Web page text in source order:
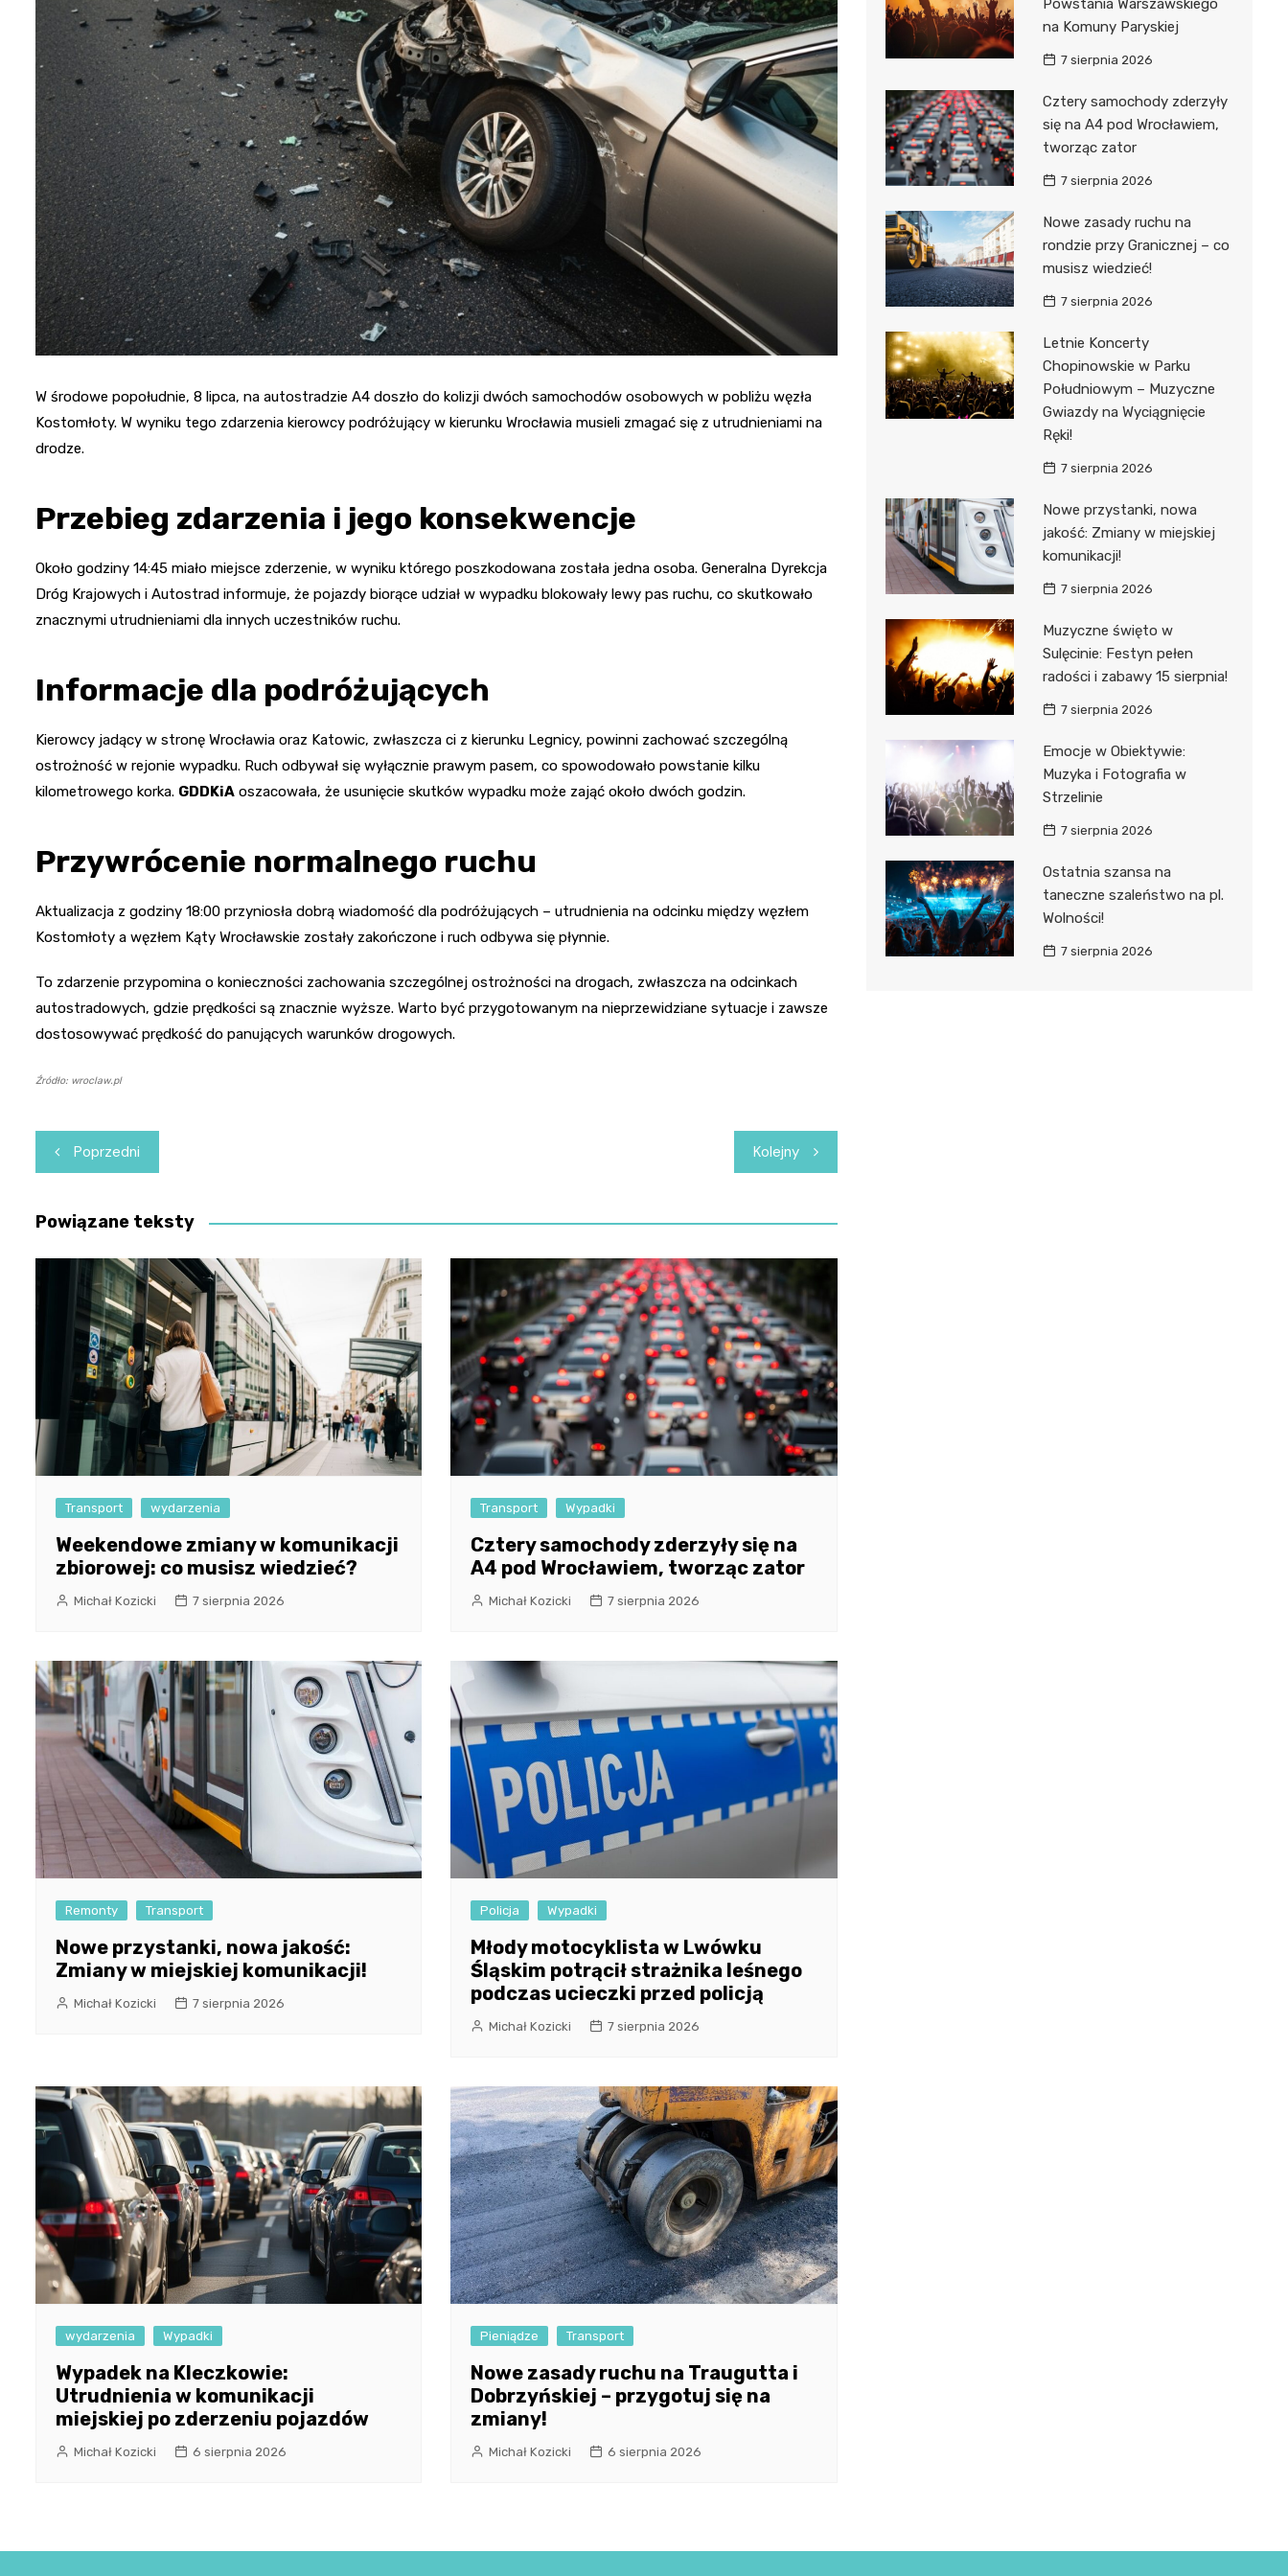
Fryzjer
Kino
Poczta
W środowe popołudnie, 8 lipca, na autostradzie A4 doszło do kolizji dwóch samochodów osobowych w pobliżu węzła
Kostomłoty. W wyniku tego zdarzenia kierowcy podróżujący w kierunku Wrocławia musieli zmagać się z utrudnieniami na
drodze.
Przebieg zdarzenia i jego konsekwencje
Około godziny 14:45 miało miejsce zderzenie, w wyniku którego poszkodowana została jedna osoba. Generalna Dyrekcja
Dróg Krajowych i Autostrad informuje, że pojazdy biorące udział w wypadku blokowały lewy pas ruchu, co skutkowało
znacznymi utrudnieniami dla innych uczestników ruchu.
Informacje dla podróżujących
Kierowcy jadący w stronę Wrocławia oraz Katowic, zwłaszcza ci z kierunku Legnicy, powinni zachować szczególną
ostrożność w rejonie wypadku. Ruch odbywał się wyłącznie prawym pasem, co spowodowało powstanie kilku
kilometrowego korka. GDDKiA oszacowała, że usunięcie skutków wypadku może zająć około dwóch godzin.
Przywrócenie normalnego ruchu
Aktualizacja z godziny 18:00 przyniosła dobrą wiadomość dla podróżujących – utrudnienia na odcinku między węzłem
Kostomłoty a węzłem Kąty Wrocławskie zostały zakończone i ruch odbywa się płynnie.
To zdarzenie przypomina o konieczności zachowania szczególnej ostrożności na drogach, zwłaszcza na odcinkach
autostradowych, gdzie prędkości są znacznie wyższe. Warto być przygotowanym na nieprzewidziane sytuacje i zawsze
dostosowywać prędkość do panujących warunków drogowych.
Źródło: wroclaw.pl
Nawigacja
wpisu
Poprzedni Kolejny
Powiązane teksty
Transport wydarzenia
Weekendowe zmiany w komunikacji
zbiorowej: co musisz wiedzieć?
Michał Kozicki 7 sierpnia 2026
Transport Wypadki
Cztery samochody zderzyły się na
A4 pod Wrocławiem, tworząc zator
Michał Kozicki 7 sierpnia 2026
Remonty Transport
Nowe przystanki, nowa jakość:
Zmiany w miejskiej komunikacji!
Michał Kozicki 7 sierpnia 2026
Policja Wypadki
Młody motocyklista w Lwówku
Śląskim potrącił strażnika leśnego
podczas ucieczki przed policją
Michał Kozicki 7 sierpnia 2026
wydarzenia Wypadki
Wypadek na Kleczkowie:
Utrudnienia w komunikacji
miejskiej po zderzeniu pojazdów
Michał Kozicki 6 sierpnia 2026
Pieniądze Transport
Nowe zasady ruchu na Traugutta i
Dobrzyńskiej – przygotuj się na
zmiany!
Michał Kozicki 6 sierpnia 2026
Powstania Warszawskiego
na Komuny Paryskiej
7 sierpnia 2026
Cztery samochody zderzyły
się na A4 pod Wrocławiem,
tworząc zator
7 sierpnia 2026
Nowe zasady ruchu na
rondzie przy Granicznej – co
musisz wiedzieć!
7 sierpnia 2026
Letnie Koncerty
Chopinowskie w Parku
Południowym – Muzyczne
Gwiazdy na Wyciągnięcie
Ręki!
7 sierpnia 2026
Nowe przystanki, nowa
jakość: Zmiany w miejskiej
komunikacji!
7 sierpnia 2026
Muzyczne święto w
Sulęcinie: Festyn pełen
radości i zabawy 15 sierpnia!
7 sierpnia 2026
Emocje w Obiektywie:
Muzyka i Fotografia w
Strzelinie
7 sierpnia 2026
Ostatnia szansa na
taneczne szaleństwo na pl.
Wolności!
7 sierpnia 2026